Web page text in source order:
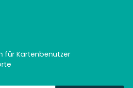
für Kartenbenutzer